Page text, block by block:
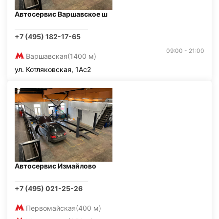
Автосервис Варшавское ш
+7 (495) 182-17-65
Варшавская(1400 м)
09:00 - 21:00
ул. Котляковская, 1Ас2
Автосервис Измайлово
+7 (495) 021-25-26
Первомайская(400 м)